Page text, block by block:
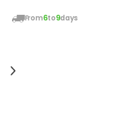
From6to9days